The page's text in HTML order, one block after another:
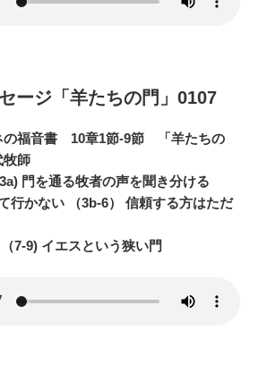
ージ「羊たちの門」0107
の福音書 10章1節-9節 「羊たちの
師
門を通る牧者の声を聞き分ける
行かない （3b-6） 信頼する方はただ
7-9) イエスという狭い門